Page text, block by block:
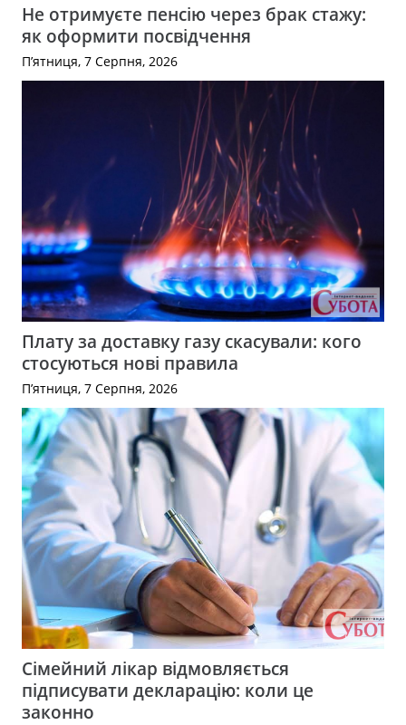
Не отримуєте пенсію через брак стажу:
як оформити посвідчення
П’ятниця, 7 Серпня, 2026
Плату за доставку газу скасували: кого
стосуються нові правила
П’ятниця, 7 Серпня, 2026
Сімейний лікар відмовляється
підписувати декларацію: коли це
законно